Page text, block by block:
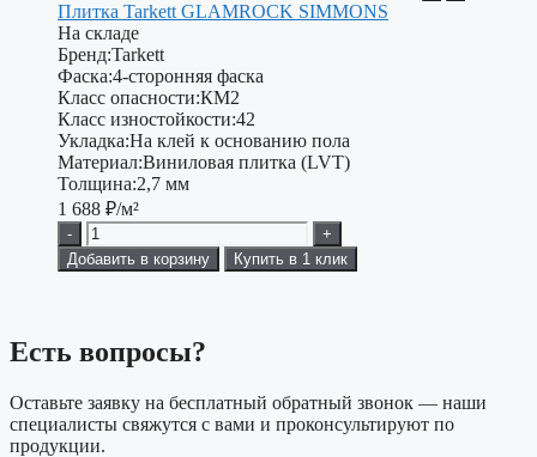
Плитка Tarkett GLAMROCK SIMMONS
На складе
Бренд:Tarkett
Фаска:4-сторонняя фаска
Класс опасности:КМ2
Класс изностойкости:42
Укладка:На клей к основанию пола
Материал:Виниловая плитка (LVT)
Толщина:2,7 мм
1 688 ₽/м²
-
+
Добавить в корзину
Купить в 1 клик
Есть вопросы?
Оставьте заявку на бесплатный обратный звонок — наши
специалисты свяжутся с вами и проконсультируют по
продукции.